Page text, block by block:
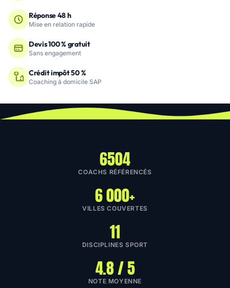
Réponse 48 h
Mise en relation rapide
Devis 100 % gratuit
Sans engagement
Crédit impôt 50 %
Coaching à domicile SAP
6504
COACHS RÉFÉRENCÉS
6 000+
VILLES COUVERTES
11
DISCIPLINES SPORT
4.8 / 5
NOTE MOYENNE